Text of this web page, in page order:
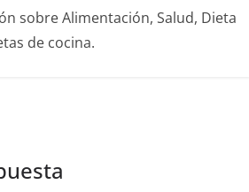
sobre Alimentación, Salud, Dieta
de cocina.